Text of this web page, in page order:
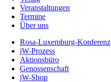
Veranstaltungen
Termine
Über uns
Rosa-Luxemburg-Konferenz
jW-Prozess
Aktionsbüro
Genossenschaft
jW-Shop